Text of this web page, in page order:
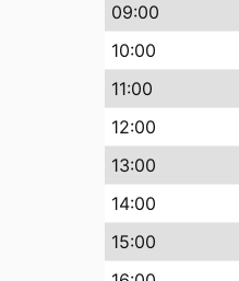
09:00
10:00
11:00
12:00
13:00
14:00
15:00